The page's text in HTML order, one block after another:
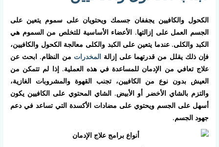
الكحول والكافيين يجففان جسمك ويحتويان على سموم يتعين على
الجسم العمل على إزالتها. الأعضاء الأساسية للتخلص من السموم هي
الكبد والكلى. عندما يتعين على الكبد والكلى معالجة الكحول والكافيين،
فإن ذلك يقلل من قدرتهما على إزالةالمخدرات من النظام. ابحث عن
علاج تعافي من الإدمان للمساعدة في هذه العملية. إذا لم تتمكن من
العيش بدون نوع من الكافيين، تجنب القهوة والمشروبات الغازية،
والتزم بالشاي الأخضر أو الأبيض. الشاي المحتوي على الكافيين يكون
أسهل على الجسم ويحتوي على مضادات الأكسدة التي تساعد في دعم
جهود الجسم.